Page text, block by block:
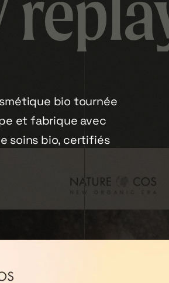
bio tournée
et fabrique avec
soins bio, certifiés